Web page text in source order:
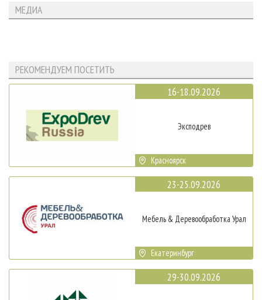
МЕДИА
РЕКОМЕНДУЕМ ПОСЕТИТЬ
16-18.09.2026
Эксподрев
Красноярск
23-25.09.2026
Мебель & Деревообработка Урал
Екатеринбург
29-30.09.2026